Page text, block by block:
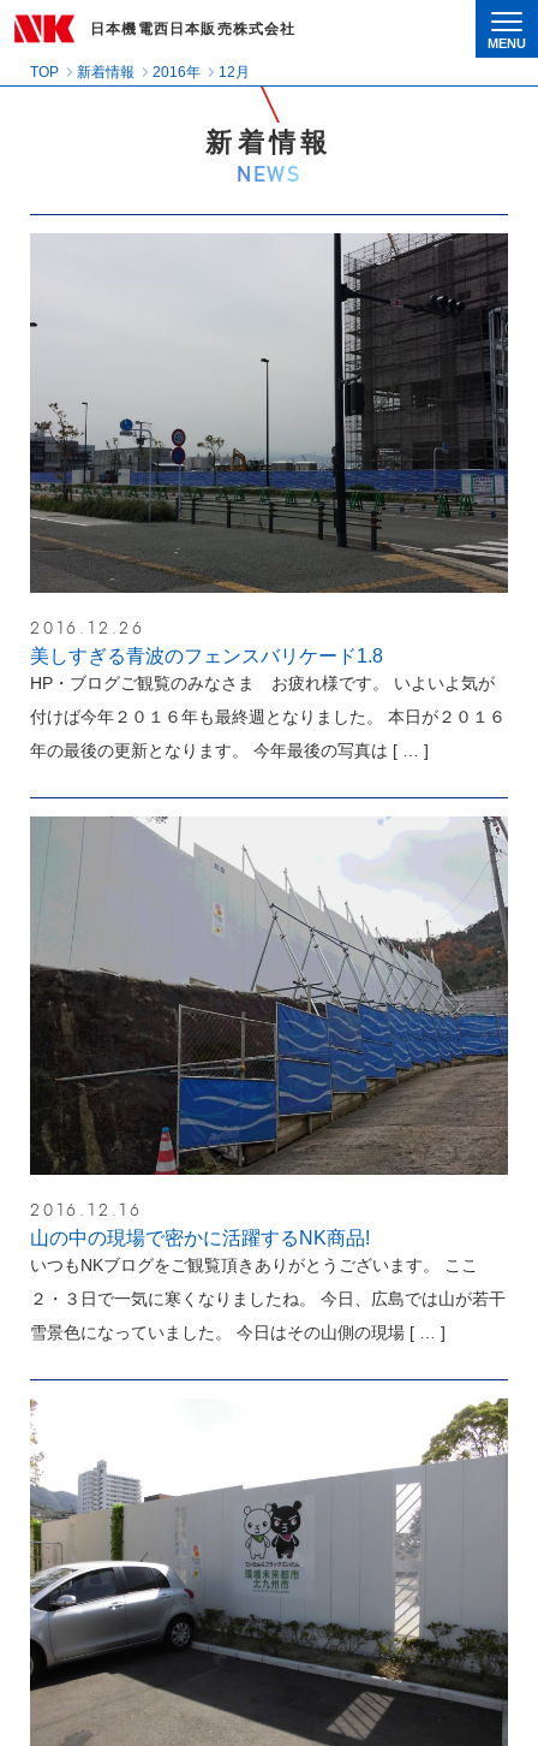
日本機電西日本販売株式会社
MENU
TOP 新着情報 2016年 12月
新着情報
NEWS
2016.12.26
美しすぎる青波のフェンスバリケード1.8
HP・ブログご観覧のみなさま お疲れ様です。 いよいよ気が
付けば今年２０１６年も最終週となりました。 本日が２０１６
年の最後の更新となります。 今年最後の写真は [ … ]
2016.12.16
山の中の現場で密かに活躍するNK商品!
いつもNKブログをご観覧頂きありがとうございます。 ここ
２・３日で一気に寒くなりましたね。 今日、広島では山が若干
雪景色になっていました。 今日はその山側の現場 [ … ]